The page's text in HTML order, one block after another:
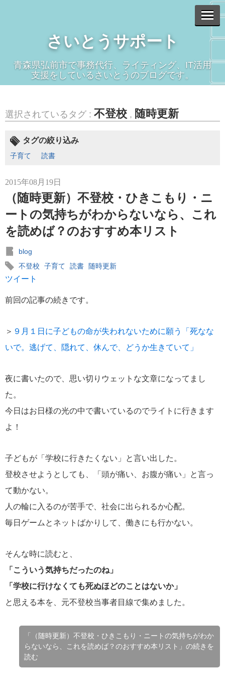
さいとうサポート
青森県弘前市で事務代行、ライティング、IT活用
支援をしているさいとうのブログです。
選択されているタグ : 不登校 , 随時更新
タグの絞り込み
子育て 読書
2015年08月19日
（随時更新）不登校・ひきこもり・ニ
ートの気持ちがわからないなら、これ
を読めば？のおすすめ本リスト
blog
不登校
子育て 読書 随時更新
ツイート
前回の記事の続きです。
＞ ９月１日に子どもの命が失われないために願う「死なな
いで。逃げて、隠れて、休んで、どうか生きていて」
夜に書いたので、思い切りウェットな文章になってまし
た。
今日はお日様の光の中で書いているのでライトに行きます
よ！
子どもが「学校に行きたくない」と言い出した。
登校させようとしても、「頭が痛い、お腹が痛い」と言っ
て動かない。
人の輪に入るのが苦手で、社会に出られるか心配。
毎日ゲームとネットばかりして、働きにも行かない。
そんな時に読むと、
「こういう気持ちだったのね」
「学校に行けなくても死ぬほどのことはないか」
と思える本を、元不登校当事者目線で集めました。
「（随時更新）不登校・ひきこもり・ニートの気持ちがわか
らないなら、これを読めば？のおすすめ本リスト」の続きを
読む